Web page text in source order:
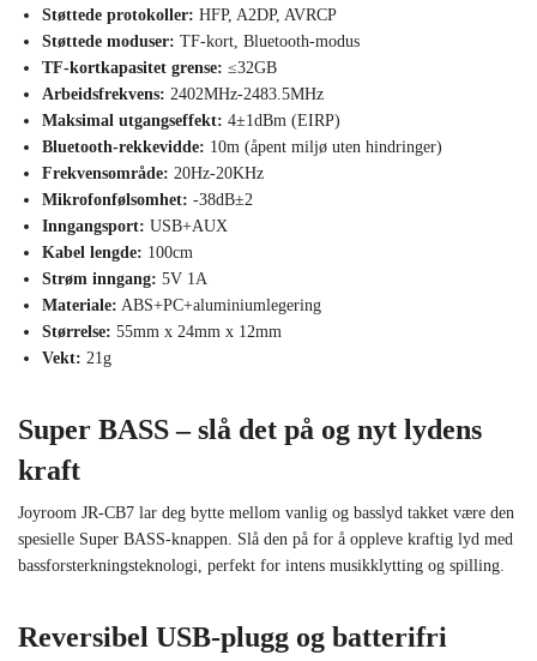
Støttede protokoller: HFP, A2DP, AVRCP
Støttede moduser: TF-kort, Bluetooth-modus
TF-kortkapasitet grense: ≤32GB
Arbeidsfrekvens: 2402MHz-2483.5MHz
Maksimal utgangseffekt: 4±1dBm (EIRP)
Bluetooth-rekkevidde: 10m (åpent miljø uten hindringer)
Frekvensområde: 20Hz-20KHz
Mikrofonfølsomhet: -38dB±2
Inngangsport: USB+AUX
Kabel lengde: 100cm
Strøm inngang: 5V 1A
Materiale: ABS+PC+aluminiumlegering
Størrelse: 55mm x 24mm x 12mm
Vekt: 21g
Super BASS – slå det på og nyt lydens
kraft
Joyroom JR-CB7 lar deg bytte mellom vanlig og basslyd takket være den
spesielle Super BASS-knappen. Slå den på for å oppleve kraftig lyd med
bassforsterkningsteknologi, perfekt for intens musikklytting og spilling.
Reversibel USB-plugg og batterifri